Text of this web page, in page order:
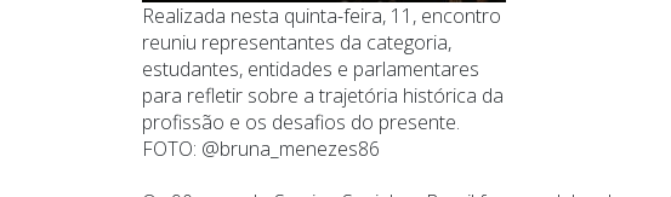
Realizada nesta quinta-feira, 11, encontro
reuniu representantes da categoria,
estudantes, entidades e parlamentares
para refletir sobre a trajetória histórica da
profissão e os desafios do presente.
FOTO: @bruna_menezes86